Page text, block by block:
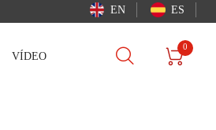
EN ES
VÍDEO  
0